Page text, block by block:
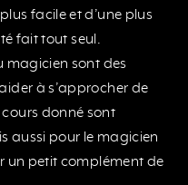
facile et d’une plus
fait tout seul.
magicien sont des
à s’approcher de
donné sont
aussi pour le magicien
un petit complément de